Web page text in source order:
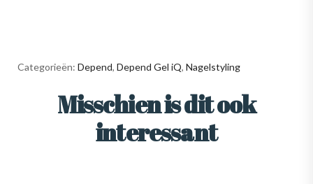
Categorieën: Depend, Depend Gel iQ, Nagelstyling
Misschien is dit ook
interessant